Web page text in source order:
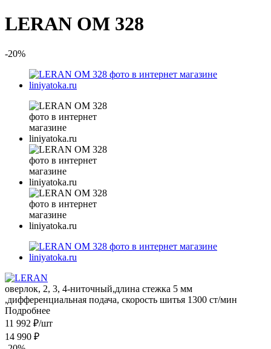
LERAN OM 328
-20%
оверлок, 2, 3, 4-ниточный,длина стежка 5 мм
,дифференциальная подача, скорость шитья 1300 ст/мин
Подробнее
11 992 ₽/шт
14 990 ₽